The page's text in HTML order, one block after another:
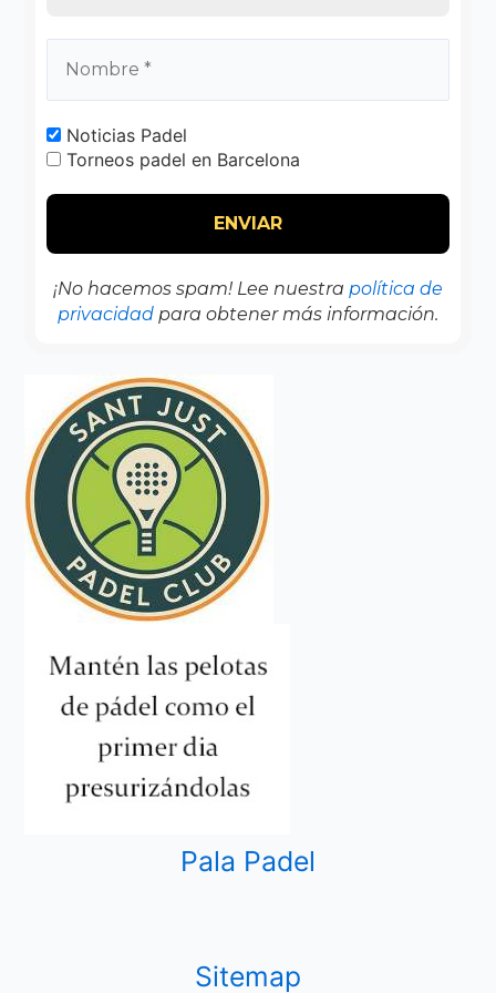
Noticias Padel
Torneos padel en Barcelona
¡No hacemos spam! Lee nuestra política de
privacidad para obtener más información.
Pala Padel
Sitemap